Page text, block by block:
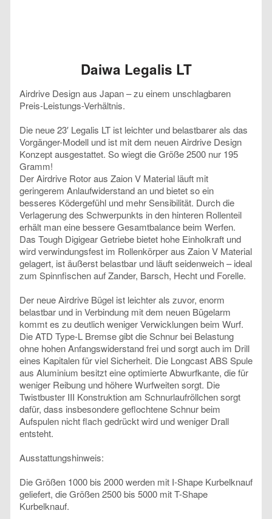
Daiwa Legalis LT
Airdrive Design aus Japan – zu einem unschlagbaren
Preis-Leistungs-Verhältnis.
Die neue 23′ Legalis LT ist leichter und belastbarer als das
Vorgänger-Modell und ist mit dem neuen Airdrive Design
Konzept ausgestattet. So wiegt die Größe 2500 nur 195
Gramm!
Der Airdrive Rotor aus Zaion V Material läuft mit
geringerem Anlaufwiderstand an und bietet so ein
besseres Ködergefühl und mehr Sensibilität. Durch die
Verlagerung des Schwerpunkts in den hinteren Rollenteil
erhält man eine bessere Gesamtbalance beim Werfen.
Das Tough Digigear Getriebe bietet hohe Einholkraft und
wird verwindungsfest im Rollenkörper aus Zaion V Material
gelagert, ist äußerst belastbar und läuft seidenweich – ideal
zum Spinnfischen auf Zander, Barsch, Hecht und Forelle.
Der neue Airdrive Bügel ist leichter als zuvor, enorm
belastbar und in Verbindung mit dem neuen Bügelarm
kommt es zu deutlich weniger Verwicklungen beim Wurf.
Die ATD Type-L Bremse gibt die Schnur bei Belastung
ohne hohen Anfangswiderstand frei und sorgt auch im Drill
eines Kapitalen für viel Sicherheit. Die Longcast ABS Spule
aus Aluminium besitzt eine optimierte Abwurfkante, die für
weniger Reibung und höhere Wurfweiten sorgt. Die
Twistbuster III Konstruktion am Schnurlaufröllchen sorgt
dafür, dass insbesondere geflochtene Schnur beim
Aufspulen nicht flach gedrückt wird und weniger Drall
entsteht.
Ausstattungshinweis:
Die Größen 1000 bis 2000 werden mit I-Shape Kurbelknauf
geliefert, die Größen 2500 bis 5000 mit T-Shape
Kurbelknauf.